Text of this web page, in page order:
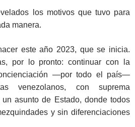
los motivos que tuvo para
manera.
este año 2023, que se inicia.
por lo pronto: continuar con la
—por todo el país—
venezolanos, con suprema
asunto de Estado, donde todos
y sin diferenciaciones